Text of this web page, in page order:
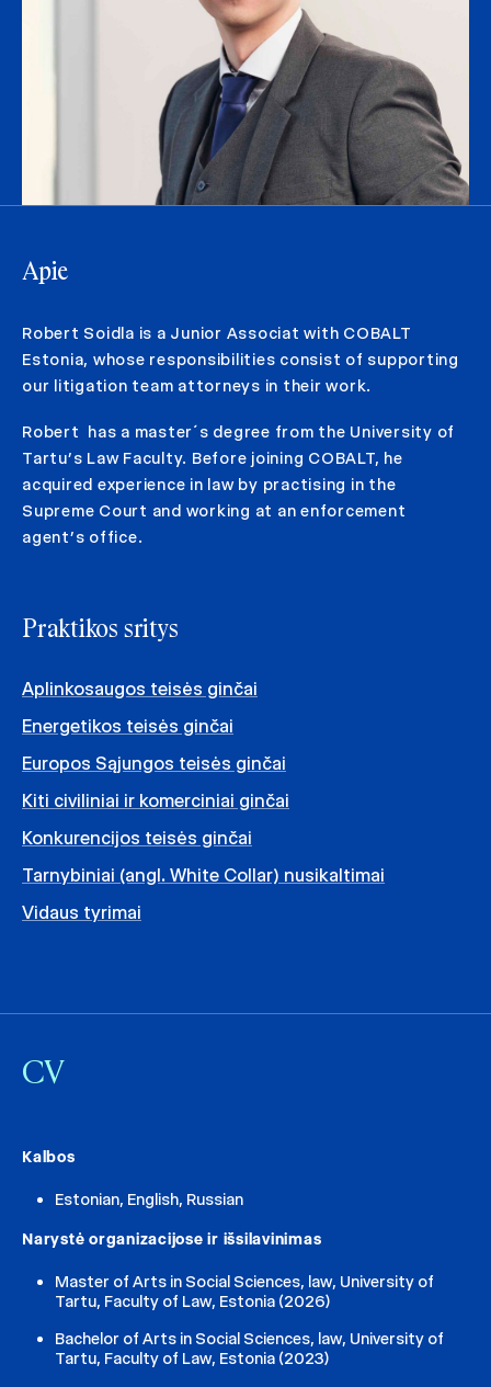
Apie
Robert Soidla is a Junior Associat with COBALT
Estonia, whose responsibilities consist of supporting
our litigation team attorneys in their work.
Robert has a master´s degree from the University of
Tartu’s Law Faculty. Before joining COBALT, he
acquired experience in law by practising in the
Supreme Court and working at an enforcement
agent’s office.
Praktikos sritys
Aplinkosaugos teisės ginčai
Energetikos teisės ginčai
Europos Sąjungos teisės ginčai
Kiti civiliniai ir komerciniai ginčai
Konkurencijos teisės ginčai
Tarnybiniai (angl. White Collar) nusikaltimai
Vidaus tyrimai
CV
Kalbos
Estonian, English, Russian
Narystė organizacijose ir išsilavinimas
Master of Arts in Social Sciences, law, University of
Tartu, Faculty of Law, Estonia (2026)
Bachelor of Arts in Social Sciences, law, University of
Tartu, Faculty of Law, Estonia (2023)